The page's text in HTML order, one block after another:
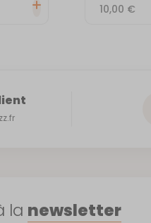
10,00 €
la newsletter